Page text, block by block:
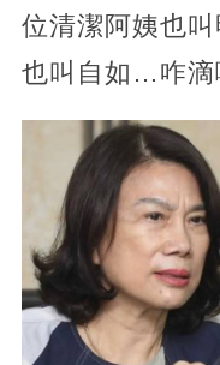
位清潔阿姨也
也叫自如…咋滴